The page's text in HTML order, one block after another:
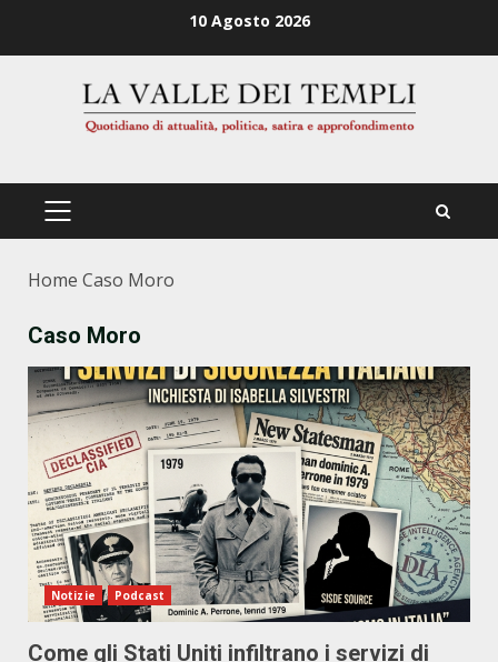
10 Agosto 2026
PRIMÄRES
Home Caso Moro
Caso Moro
Notizie Podcast
Come gli Stati Uniti infiltrano i servizi di